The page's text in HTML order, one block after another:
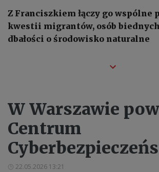
Z Franciszkiem łączy go wspólne
kwestii migrantów, osób
dbałości o środowisko naturalne
W Warszawie
Centrum
22.05.2026 13:21